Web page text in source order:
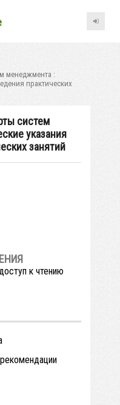
менеджмента :
практических
систем
указания
занятий
к чтению